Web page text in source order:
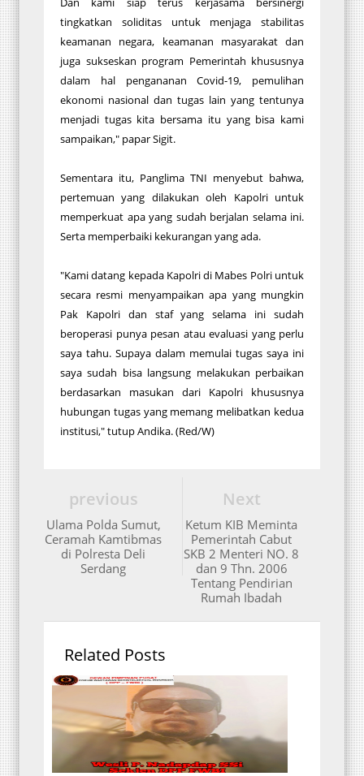
tingkatkan soliditas untuk menjaga stabilitas
keamanan negara, keamanan masyarakat dan
juga sukseskan program Pemerintah khususnya
dalam hal pengananan Covid-19, pemulihan
ekonomi nasional dan tugas lain yang tentunya
menjadi tugas kita bersama itu yang bisa kami
sampaikan," papar Sigit.
Sementara itu, Panglima TNI menyebut bahwa,
pertemuan yang dilakukan oleh Kapolri untuk
memperkuat apa yang sudah berjalan selama ini.
Serta memperbaiki kekurangan yang ada.
"Kami datang kepada Kapolri di Mabes Polri untuk
secara resmi menyampaikan apa yang mungkin
Pak Kapolri dan staf yang selama ini sudah
beroperasi punya pesan atau evaluasi yang perlu
saya tahu. Supaya dalam memulai tugas saya ini
saya sudah bisa langsung melakukan perbaikan
berdasarkan masukan dari Kapolri khususnya
hubungan tugas yang memang melibatkan kedua
institusi," tutup Andika. (Red/W)
Next
Ketum KIB Meminta
Pemerintah Cabut
SKB 2 Menteri NO. 8
dan 9 Thn. 2006
Tentang Pendirian
Rumah Ibadah
previous
Ulama Polda Sumut,
Ceramah Kamtibmas
di Polresta Deli
Serdang
Related Posts